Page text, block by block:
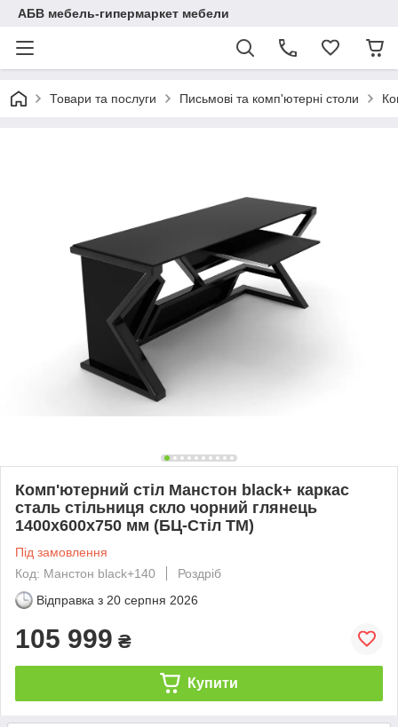
АБВ мебель-гипермаркет мебели
Товари та послуги Письмові та комп'ютерні столи
Комп'ютерний стіл Манстон black+ каркас
сталь стільниця скло чорний глянець
1400х600х750 мм (БЦ-Стіл ТМ)
Під замовлення
Код: Манстон black+140
Роздріб
Відправка з 20 серпня 2026
105 999 ₴
Купити